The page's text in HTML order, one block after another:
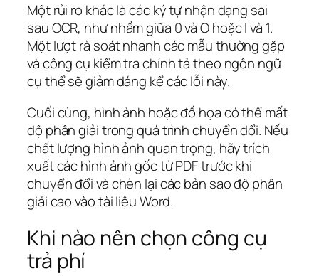
Một rủi ro khác là các ký tự nhận dạng sai
sau OCR, như nhầm giữa 0 và O hoặc l và 1.
Một lượt rà soát nhanh các mẫu thường gặp
và công cụ kiểm tra chính tả theo ngôn ngữ
cụ thể sẽ giảm đáng kể các lỗi này.
Cuối cùng, hình ảnh hoặc đồ họa có thể mất
độ phân giải trong quá trình chuyển đổi. Nếu
chất lượng hình ảnh quan trọng, hãy trích
xuất các hình ảnh gốc từ PDF trước khi
chuyển đổi và chèn lại các bản sao độ phân
giải cao vào tài liệu Word.
Khi nào nên chọn công cụ
trả phí